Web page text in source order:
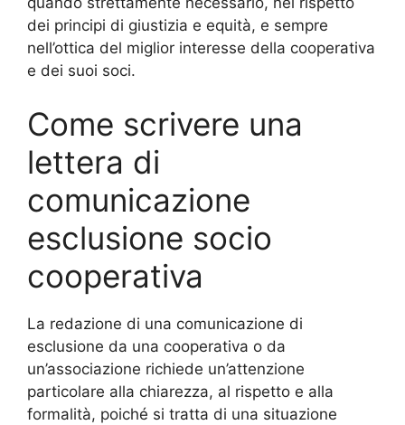
dei principi di giustizia e equità, e sempre
nell’ottica del miglior interesse della cooperativa
e dei suoi soci.
Come scrivere una
lettera di
comunicazione
esclusione socio
cooperativa
La redazione di una comunicazione di
esclusione da una cooperativa o da
un’associazione richiede un’attenzione
particolare alla chiarezza, al rispetto e alla
formalità, poiché si tratta di una situazione